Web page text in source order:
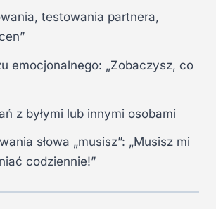
testowania partnera,
emocjonalnego: „Zobaczysz, co
z byłymi lub innymi osobami
słowa „musisz”: „Musisz mi
codziennie!”